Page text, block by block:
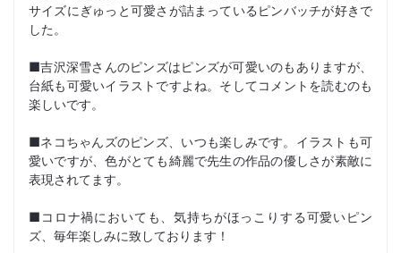
サイズにぎゅっと可愛さが詰まっているピンバッチが好きで
した。
■吉沢深雪さんのピンズはピンズが可愛いのもありますが、
台紙も可愛いイラストですよね。そしてコメントを読むのも
楽しいです。
■ネコちゃんズのピンズ、いつも楽しみです。イラストも可
愛いですが、色がとても綺麗で先生の作品の優しさが素敵に
表現されてます。
■コロナ禍においても、気持ちがほっこりする可愛いピン
ズ、毎年楽しみに致しております！